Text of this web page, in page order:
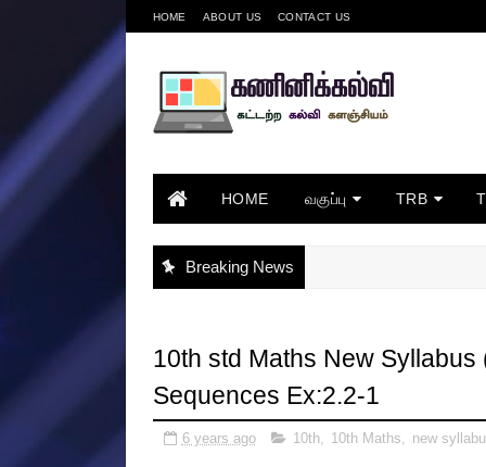
HOME ABOUT US CONTACT US
HOME வகுப்பு TRB
Breaking News
10th std Maths New
Sequences Ex:2.2-1
6 years ago 10th, 10th Maths, new